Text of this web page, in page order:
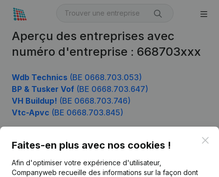
Aperçu des entreprises avec
numéro d'entreprise : 668703xxx
Wdb Technics (BE 0668.703.053)
BP & Tusker Vof (BE 0668.703.647)
VH Buildup! (BE 0668.703.746)
Vtc-Apvc (BE 0668.703.845)
Faites-en plus avec nos cookies !
Afin d'optimiser votre expérience d'utilisateur,
Companyweb recueille des informations sur la façon dont
Produit
Informations d’entreprise